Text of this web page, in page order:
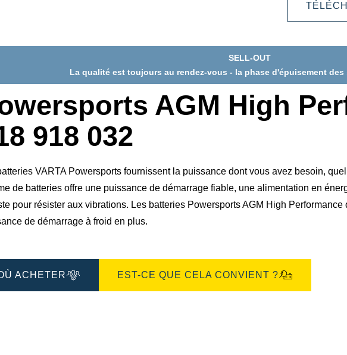
SELL-OUT
La qualité est toujours au rendez-vous - la phase d'épuisement
AGM High
918 032
VARTA Powersports fournissent la puissance dont vous avez besoin,
de batteries offre une puissance de démarrage fiable, une alimentation en
pour résister aux vibrations. Les batteries Powersports AGM High
de démarrage à froid en plus.
ACHETER EST-CE QUE CELA CONVIENT ?